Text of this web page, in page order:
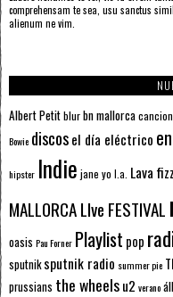
comprehensam te sea, usu sanctus
alienum ne vim.
Albert Petitblurbn mallorca
Bowie discosel día eléctrico
hipster Indie jane yo l.a. Lava fizz
MALLORCA LIve FESTIVAL
oasis Pau Forner Playlist pop
sputnik sputnik radio summer pie
prussians the wheelsu2 verano